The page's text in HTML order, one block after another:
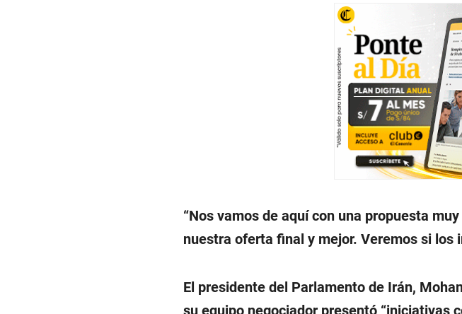
“Nos vamos de aquí con una propuesta
nuestra oferta final y mejor. Veremos si los
El presidente del Parlamento de Irán,
su equipo negociador presentó“iniciativas